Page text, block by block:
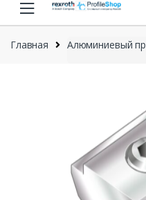
Главная Алюминиевый